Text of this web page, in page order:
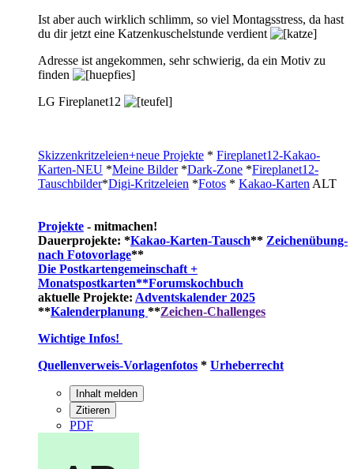
Ist aber auch wirklich schlimm, so viel Montagsstress, da hast
du dir jetzt eine Katzenkuschelstunde verdient
Adresse ist angekommen, sehr schwierig, da ein Motiv zu
finden
LG Fireplanet12
Skizzenkritzeleien+neue Projekte * Fireplanet12-Kakao-
Karten-NEU *Meine Bilder*Dark-Zone *Fireplanet12-
Tauschbilder*Digi-Kritzeleien *Fotos * Kakao-Karten ALT
Projekte - mitmachen!
Dauerprojekte: *Kakao-Karten-Tausch** Zeichenübung-
nach Fotovorlage**
Die Postkartengemeinschaft +
Monatspostkarten**Forumskochbuch
aktuelle Projekte: Adventskalender 2025
**Kalenderplanung **Zeichen-Challenges
Wichtige Infos!
Quellenverweis-Vorlagenfotos * Urheberrecht
Inhalt melden
Zitieren
PDF